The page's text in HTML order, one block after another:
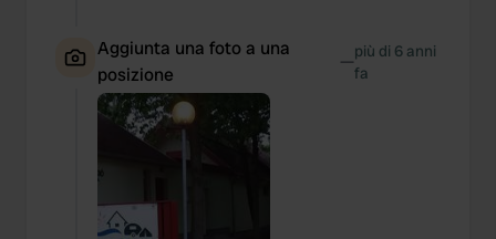
Aggiunta una foto a una
posizione
—più di 6 anni
fa